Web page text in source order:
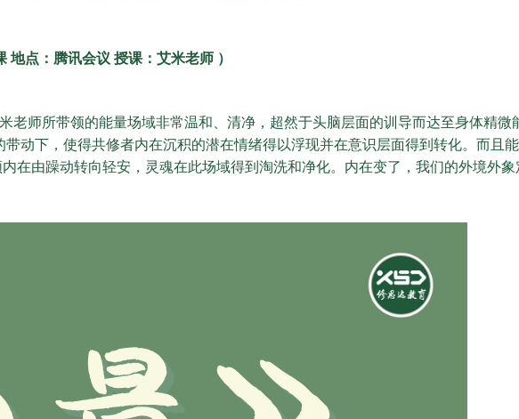
地点：腾讯会议 授课：艾米老师 ）
师所带领的能量场域非常温和、清净，超然于头脑层面的训导而达至身体精微
动下，使得共修者内在沉积的潜在情绪得以浮现并在意识层面得到转化。而且
由躁动转向轻安，灵魂在此场域得到淘洗和净化。内在变了，我们的外境外